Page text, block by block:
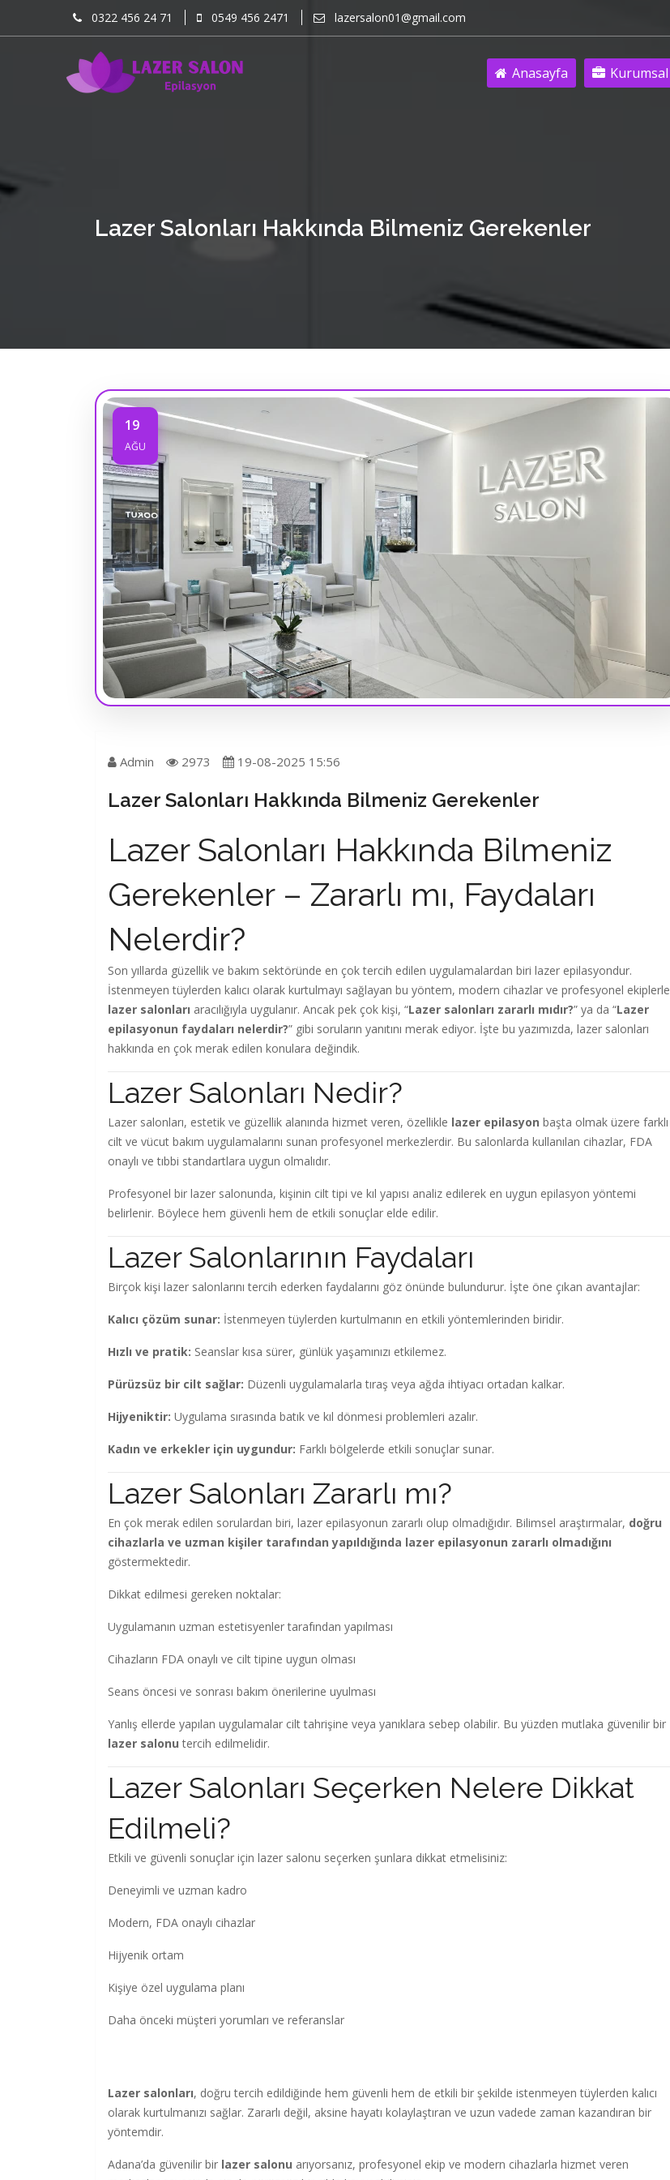
0322 456 24 71 0549 456 2471 lazersalon01@gmail.com
Anasayfa Kurumsal
Lazer Salonları Hakkında Bilmeniz Gerekenler
19
AĞU
Admin 2973 19-08-2025 15:56
Lazer Salonları Hakkında Bilmeniz Gerekenler
Lazer Salonları Hakkında Bilmeniz
Gerekenler – Zararlı mı, Faydaları
Nelerdir?
Son yıllarda güzellik ve bakım sektöründe en çok tercih edilen uygulamalardan biri lazer epilasyondur.
İstenmeyen tüylerden kalıcı olarak kurtulmayı sağlayan bu yöntem, modern cihazlar ve profesyonel ekiplerle
lazer salonları aracılığıyla uygulanır. Ancak pek çok kişi, “Lazer salonları zararlı mıdır?” ya da “Lazer
epilasyonun faydaları nelerdir?” gibi soruların yanıtını merak ediyor. İşte bu yazımızda, lazer salonları
hakkında en çok merak edilen konulara değindik.
Lazer Salonları Nedir?
Lazer salonları, estetik ve güzellik alanında hizmet veren, özellikle lazer epilasyon başta olmak üzere farklı
cilt ve vücut bakım uygulamalarını sunan profesyonel merkezlerdir. Bu salonlarda kullanılan cihazlar, FDA
onaylı ve tıbbi standartlara uygun olmalıdır.
Profesyonel bir lazer salonunda, kişinin cilt tipi ve kıl yapısı analiz edilerek en uygun epilasyon yöntemi
belirlenir. Böylece hem güvenli hem de etkili sonuçlar elde edilir.
Lazer Salonlarının Faydaları
Birçok kişi lazer salonlarını tercih ederken faydalarını göz önünde bulundurur. İşte öne çıkan avantajlar:
Kalıcı çözüm sunar: İstenmeyen tüylerden kurtulmanın en etkili yöntemlerinden biridir.
Hızlı ve pratik: Seanslar kısa sürer, günlük yaşamınızı etkilemez.
Pürüzsüz bir cilt sağlar: Düzenli uygulamalarla tıraş veya ağda ihtiyacı ortadan kalkar.
Hijyeniktir: Uygulama sırasında batık ve kıl dönmesi problemleri azalır.
Kadın ve erkekler için uygundur: Farklı bölgelerde etkili sonuçlar sunar.
Lazer Salonları Zararlı mı?
En çok merak edilen sorulardan biri, lazer epilasyonun zararlı olup olmadığıdır. Bilimsel araştırmalar, doğru
cihazlarla ve uzman kişiler tarafından yapıldığında lazer epilasyonun zararlı olmadığını
göstermektedir.
Dikkat edilmesi gereken noktalar:
Uygulamanın uzman estetisyenler tarafından yapılması
Cihazların FDA onaylı ve cilt tipine uygun olması
Seans öncesi ve sonrası bakım önerilerine uyulması
Yanlış ellerde yapılan uygulamalar cilt tahrişine veya yanıklara sebep olabilir. Bu yüzden mutlaka güvenilir bir
lazer salonu tercih edilmelidir.
Lazer Salonları Seçerken Nelere Dikkat
Edilmeli?
Etkili ve güvenli sonuçlar için lazer salonu seçerken şunlara dikkat etmelisiniz:
Deneyimli ve uzman kadro
Modern, FDA onaylı cihazlar
Hijyenik ortam
Kişiye özel uygulama planı
Daha önceki müşteri yorumları ve referanslar
Lazer salonları, doğru tercih edildiğinde hem güvenli hem de etkili bir şekilde istenmeyen tüylerden kalıcı
olarak kurtulmanızı sağlar. Zararlı değil, aksine hayatı kolaylaştıran ve uzun vadede zaman kazandıran bir
yöntemdir.
Adana’da güvenilir bir lazer salonu arıyorsanız, profesyonel ekip ve modern cihazlarla hizmet veren